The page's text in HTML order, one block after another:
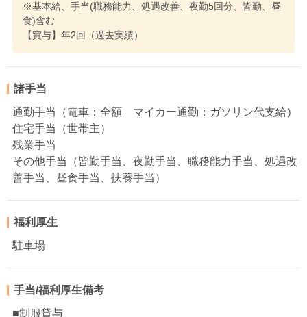
※基本給、手当(職務能力、処遇改善、夜勤5回分、皆勤、昼
食)含む
【賞与】年2回（過去実績）
諸手当
通勤手当（電車：全額 マイカー通勤：ガソリン代支給）
住宅手当（世帯主）
残業手当
その他手当（皆勤手当、夜勤手当、職務能力手当、処遇改
善手当、昼食手当、扶養手当）
福利厚生
駐車場
手当/福利厚生備考
■制服貸与